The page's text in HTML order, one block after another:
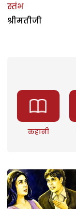
स्तंभ
श्रीमतीजी
कहानी